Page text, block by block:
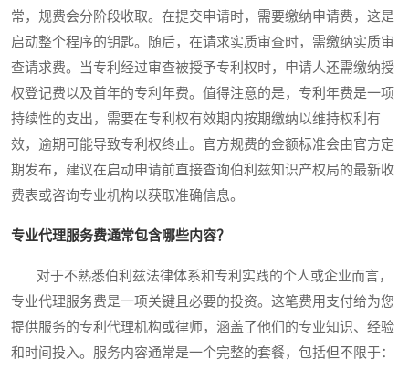
常，规费会分阶段收取。在提交申请时，需要缴纳申请费，这是
启动整个程序的钥匙。随后，在请求实质审查时，需缴纳实质审
查请求费。当专利经过审查被授予专利权时，申请人还需缴纳授
权登记费以及首年的专利年费。值得注意的是，专利年费是一项
持续性的支出，需要在专利权有效期内按期缴纳以维持权利有
效，逾期可能导致专利权终止。官方规费的金额标准会由官方定
期发布，建议在启动申请前直接查询伯利兹知识产权局的最新收
费表或咨询专业机构以获取准确信息。
专业代理服务费通常包含哪些内容？
对于不熟悉伯利兹法律体系和专利实践的个人或企业而言，
专业代理服务费是一项关键且必要的投资。这笔费用支付给为您
提供服务的专利代理机构或律师，涵盖了他们的专业知识、经验
和时间投入。服务内容通常是一个完整的套餐，包括但不限于：